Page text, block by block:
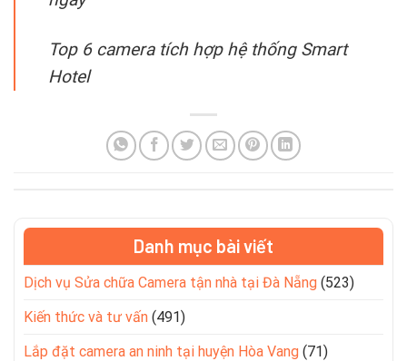
Top 6 camera tích hợp hệ thống Smart
Hotel
Danh mục bài viết
Dịch vụ Sửa chữa Camera tận nhà tại Đà Nẵng (523)
Kiến thức và tư vấn (491)
Lắp đặt camera an ninh tại huyện Hòa Vang (71)